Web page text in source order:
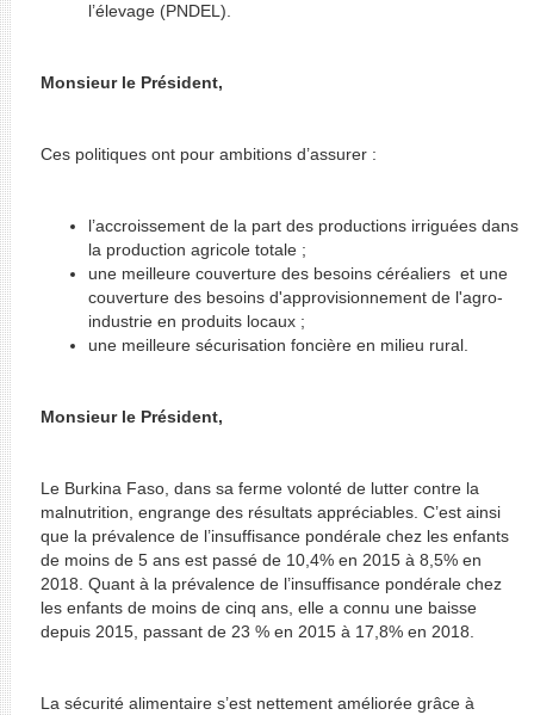
l’élevage (PNDEL).
Monsieur le Président,
Ces politiques ont pour ambitions d’assurer :
l’accroissement de la part des productions irriguées dans
la production agricole totale ;
une meilleure couverture des besoins céréaliers et une
couverture des besoins d'approvisionnement de l'agro-
industrie en produits locaux ;
une meilleure sécurisation foncière en milieu rural.
Monsieur le Président,
Le Burkina Faso, dans sa ferme volonté de lutter contre la
malnutrition, engrange des résultats appréciables. C’est ainsi
que la prévalence de l’insuffisance pondérale chez les enfants
de moins de 5 ans est passé de 10,4% en 2015 à 8,5% en
2018. Quant à la prévalence de l’insuffisance pondérale chez
les enfants de moins de cinq ans, elle a connu une baisse
depuis 2015, passant de 23 % en 2015 à 17,8% en 2018.
La sécurité alimentaire s’est nettement améliorée grâce à